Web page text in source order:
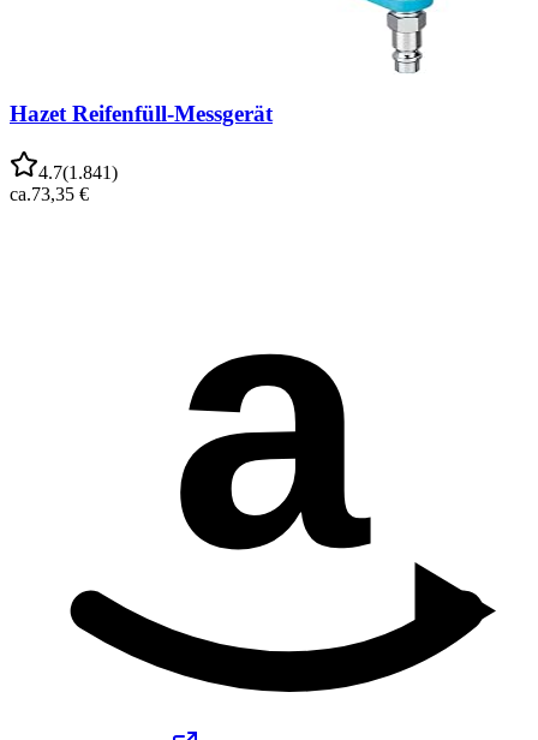
Hazet Reifenfüll-Messgerät
4.7(1.841)
ca.73,35 €
a